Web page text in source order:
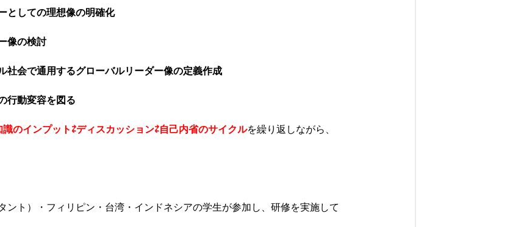
としての理想像の明確化
像の検討
会で通用するグローバルリーダー像の定義作成
行動変容を図る
識のインプット⇄ディスカッション⇄自己内省のサイクルを繰り返しながら、
ント）・フィリピン・台湾・インドネシアの学生が参加し、研修を実施して